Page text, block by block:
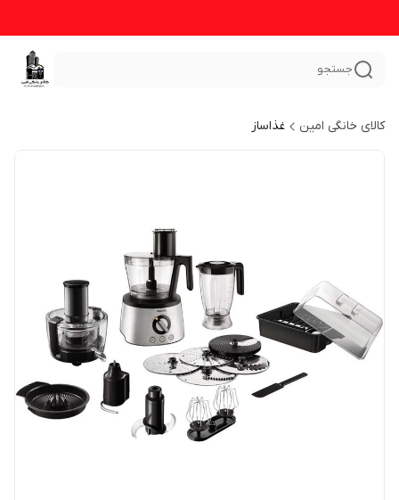
جستجو
کالای خانگی امین غذاساز